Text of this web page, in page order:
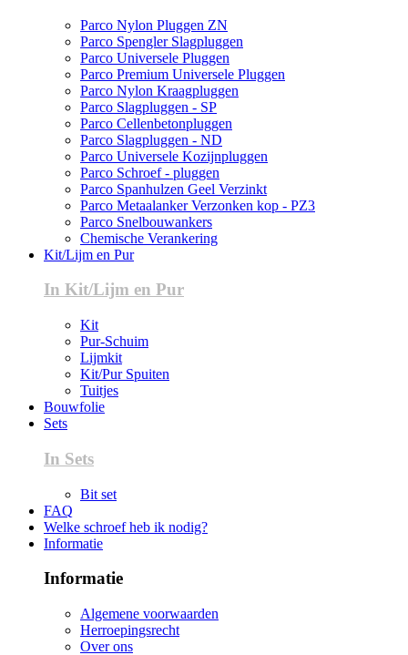
Parco Nylon Pluggen ZN
Parco Spengler Slagpluggen
Parco Universele Pluggen
Parco Premium Universele Pluggen
Parco Nylon Kraagpluggen
Parco Slagpluggen - SP
Parco Cellenbetonpluggen
Parco Slagpluggen - ND
Parco Universele Kozijnpluggen
Parco Schroef - pluggen
Parco Spanhulzen Geel Verzinkt
Parco Metaalanker Verzonken kop - PZ3
Parco Snelbouwankers
Chemische Verankering
Kit/Lijm en Pur
In Kit/Lijm en Pur
Kit
Pur-Schuim
Lijmkit
Kit/Pur Spuiten
Tuitjes
Bouwfolie
Sets
In Sets
Bit set
FAQ
Welke schroef heb ik nodig?
Informatie
Informatie
Algemene voorwaarden
Herroepingsrecht
Over ons